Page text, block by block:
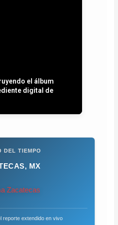
y la paz que
DEL TIEMPO
MX
reporte extendido en vivo